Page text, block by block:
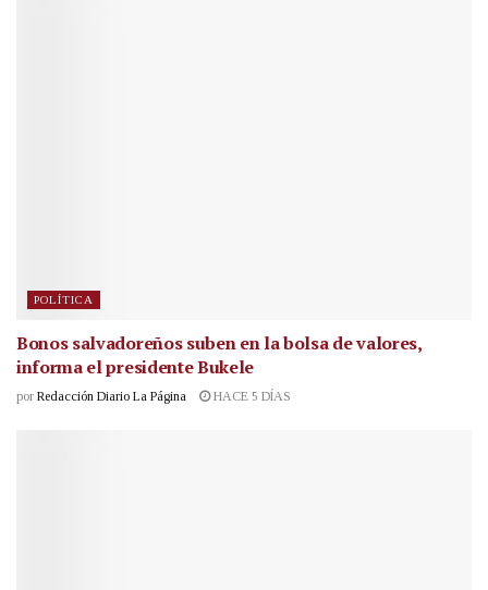
POLÍTICA
Bonos salvadoreños suben en la bolsa de valores,
informa el presidente Bukele
por Redacción Diario La Página HACE 5 DÍAS